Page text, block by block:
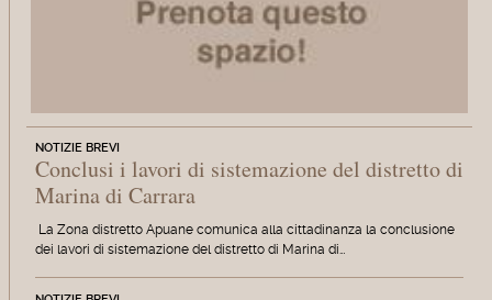
NOTIZIE BREVI
Conclusi i lavori di sistemazione del distretto di
Marina di Carrara
La Zona distretto Apuane comunica alla cittadinanza la conclusione
dei lavori di sistemazione del distretto di Marina di…